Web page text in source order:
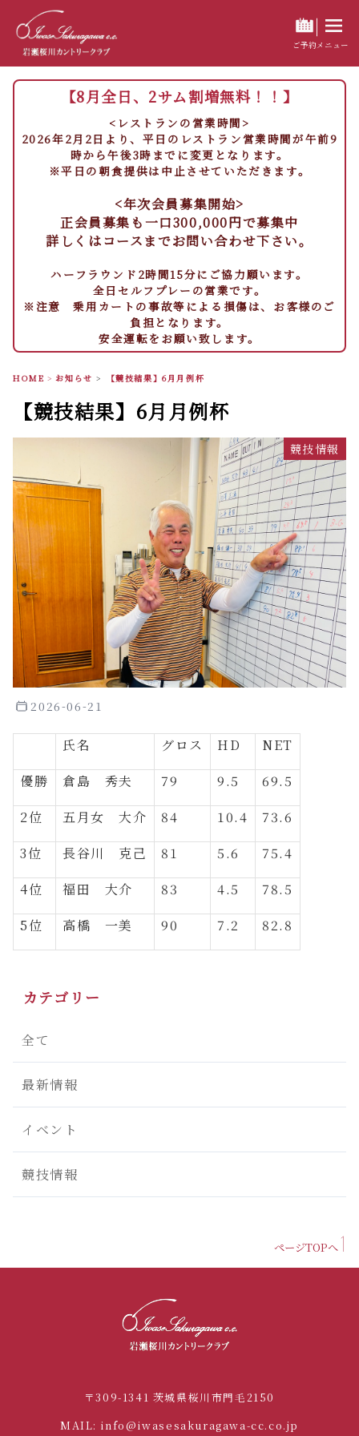
ご予約メニュー
【8月全日、2サム割増無料！！】
<レストランの営業時間>
2026年2月2日より、平日のレストラン営業時間が午前9
時から午後3時までに変更となります。
※平日の朝食提供は中止させていただきます。
<年次会員募集開始>
正会員募集も一口300,000円で募集中
詳しくはコースまでお問い合わせ下さい。
ハーフラウンド2時間15分にご協力願います。
全日セルフプレーの営業です。
※注意 乗用カートの事故等による損傷は、お客様のご
負担となります。
安全運転をお願い致します。
HOME > お知らせ > 【競技結果】6月月例杯
【競技結果】6月月例杯
競技情報
2026-06-21
氏名 グロス HD
NET
優勝
倉島　秀夫 79 9.5
69.5
2位
五月女　大介 84 10.4
73.6
3位
長谷川　克己 81 5.6
75.4
4位
福田　大介 83 4.5
78.5
5位
高橋　一美 90 7.2 82.8
カテゴリー
全て
最新情報
イベント
競技情報
ページTOPへ
〒309-1341 茨城県桜川市門毛2150
MAIL: info@iwasesakuragawa-cc.co.jp